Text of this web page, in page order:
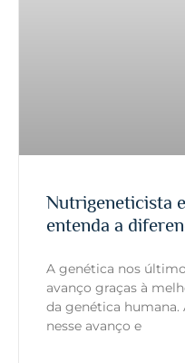
Nutrigeneticista
entenda a
A genética nos
avanço graças à
da genética
nesse avanço e